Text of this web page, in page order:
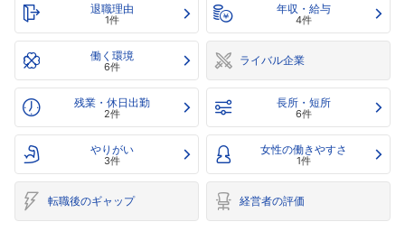
退職理由
1件
年収・給与
4件
働く環境
6件 ライバル企業
残業・休日出勤
2件
長所・短所
6件
やりがい
3件
女性の働きやすさ
1件
転職後のギャップ 経営者の評価